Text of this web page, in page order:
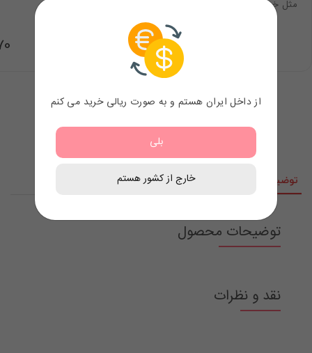
مثل خون در رگ های من
$11.60
توضیحات
توضیحات محصول
نقد و نظرات
از داخل ایران هستم و به صورت ریالی خرید می کنم
بلی
خارج از کشور هستم